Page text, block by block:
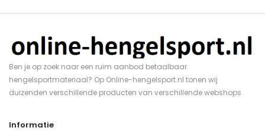
Ben je op zoek naar een ruim aanbod betaalbaar
hengelsportmateriaal? Op Online-hengelsport.nl tonen wij
duizenden verschillende producten van verschillende webshops.
Informatie